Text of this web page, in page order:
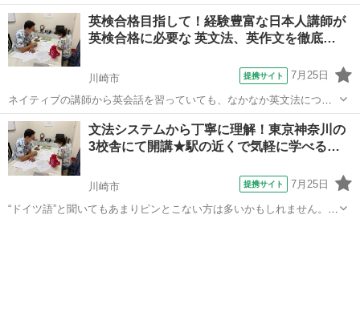
国では、ヒスパニック系の人口割合が増えていることもあり、必要性
が高い言語です。人気の観光地として、バルセロナ、グラナダ、トレ
ド、などなど観光名所満載のスペインのほ...
神奈川 川崎市 スペイン語
英検合格目指して！経験豊富な日本人講師が
英検合格に必要な 英文法、英作文を徹底…
川崎市 提携サイト 7月25日
ネイティブの講師から英会話を習っていても、なかなか英文法につい
ては教えてもらえないという経験はありませんか？英会話は好きだけ
ど、学校のテストではなかなか点数が伸びない、というお悩みはない
でしょうか？ そんな方々に、とっておき...
神奈川 川崎市 その他
文法システムから丁寧に理解！東京神奈川の
3校舎にて開講★駅の近くで気軽に学べる…
川崎市 提携サイト 7月25日
“ドイツ語”と聞いてもあまりピンとこない方は多いかもしれません。し